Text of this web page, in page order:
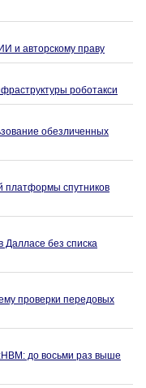
и авторскому праву
роботакси
обезличенных
платформы спутников
Далласе без списка
проверки передовых
до восьми раз выше